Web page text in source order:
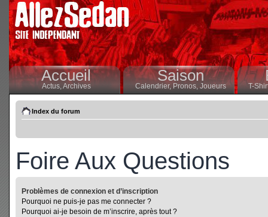
Accueil
Actus,Archives
Saison
Calendrier,Pronos, Joueurs T-
Index du forum
Foire Aux Questions
Problèmes de connexion et d’inscription
Pourquoi ne puis-je pas me connecter ?
Pourquoi ai-je besoin de m’inscrire, après tout ?